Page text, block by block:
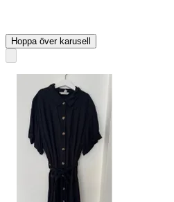
Hoppa över karusell